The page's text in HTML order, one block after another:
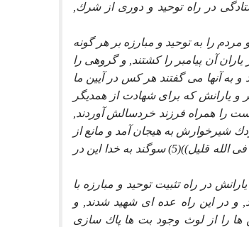
در راه توحيد و دورى از شرك,
را به توحيد و مبارزه بر هر گونه
آن پيامبر را كشتند, و گروهى را
به آنها مى گفتند هر كس در آيين ما
و يارانش كه براى شهادت از همديگر
را همراه فرزند خردسالش آوردند,
شيرخوارش به هيجان آمد و مانع از
اين كار شد, آن كودك صدا زد: ((مادرم نترس هم خود را و هم مرا به آتش بيفكن, ((ان هذا والله فى الله قليل))(5) سوگند به خدا اين در
در راه تثبيت توحيد و مبارزه با
و در اين راه عده اى شهيد شدند, و
را از لوث وجود بت ها پاك سازى